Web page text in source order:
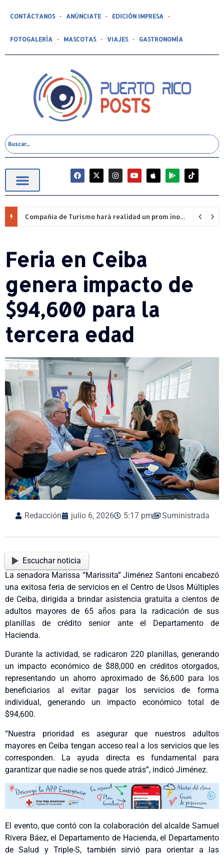
CONTÁCTANOS ANÚNCIATE EDICIÓN IMPRESA
FOTOGALERÍA MASCOTAS VIAJES GASTRONOMÍA
Compañía de Turismo hará realidad un prom inolvidable junto a Jowell para estudiantes de la Escuela Gabriela Mistral
Feria en Ceiba
genera impacto de
$94,600 para la
tercera edad
Redacción julio 6, 2026 5:17 pm Suministrada
Escuchar noticia
La senadora Marissa “Marissita” Jiménez Santoni encabezó
una exitosa feria de servicios en el Centro de Usos Múltiples
de Ceiba, dirigida a brindar asistencia gratuita a cientos de
adultos mayores de 65 años para la radicación de sus
planillas de crédito senior ante el Departamento de
Hacienda.
Durante la actividad, se radicaron 220 planillas, generando
un impacto económico de $88,000 en créditos otorgados,
representando un ahorro aproximado de $6,600 para los
beneficiarios al evitar pagar los servicios de forma
individual, generando un impacto económico total de
$94,600.
“Nuestra prioridad es asegurar que nuestros adultos
mayores en Ceiba tengan acceso real a los servicios que les
corresponden. La ayuda directa es fundamental para
garantizar que nadie se nos quede atrás”, indicó Jiménez.
El evento, que contó con la colaboración del alcalde Samuel
Rivera Báez, el Departamento de Hacienda, el Departamento
de Salud y Triple-S, también sirvió para orientar a las